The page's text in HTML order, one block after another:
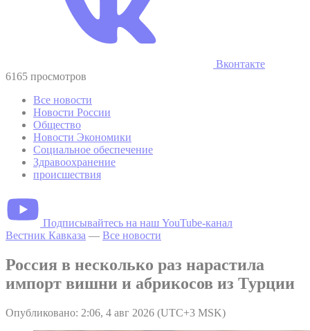
Вконтакте
6165 просмотров
Все новости
Новости России
Общество
Новости Экономики
Социальное обеспечение
Здравоохранение
происшествия
Подписывайтесь на наш YouTube-канал
Вестник Кавказа — Все новости
Россия в несколько раз нарастила
импорт вишни и абрикосов из Турции
Опубликовано: 2:06, 4 авг 2026 (UTC+3 MSK)